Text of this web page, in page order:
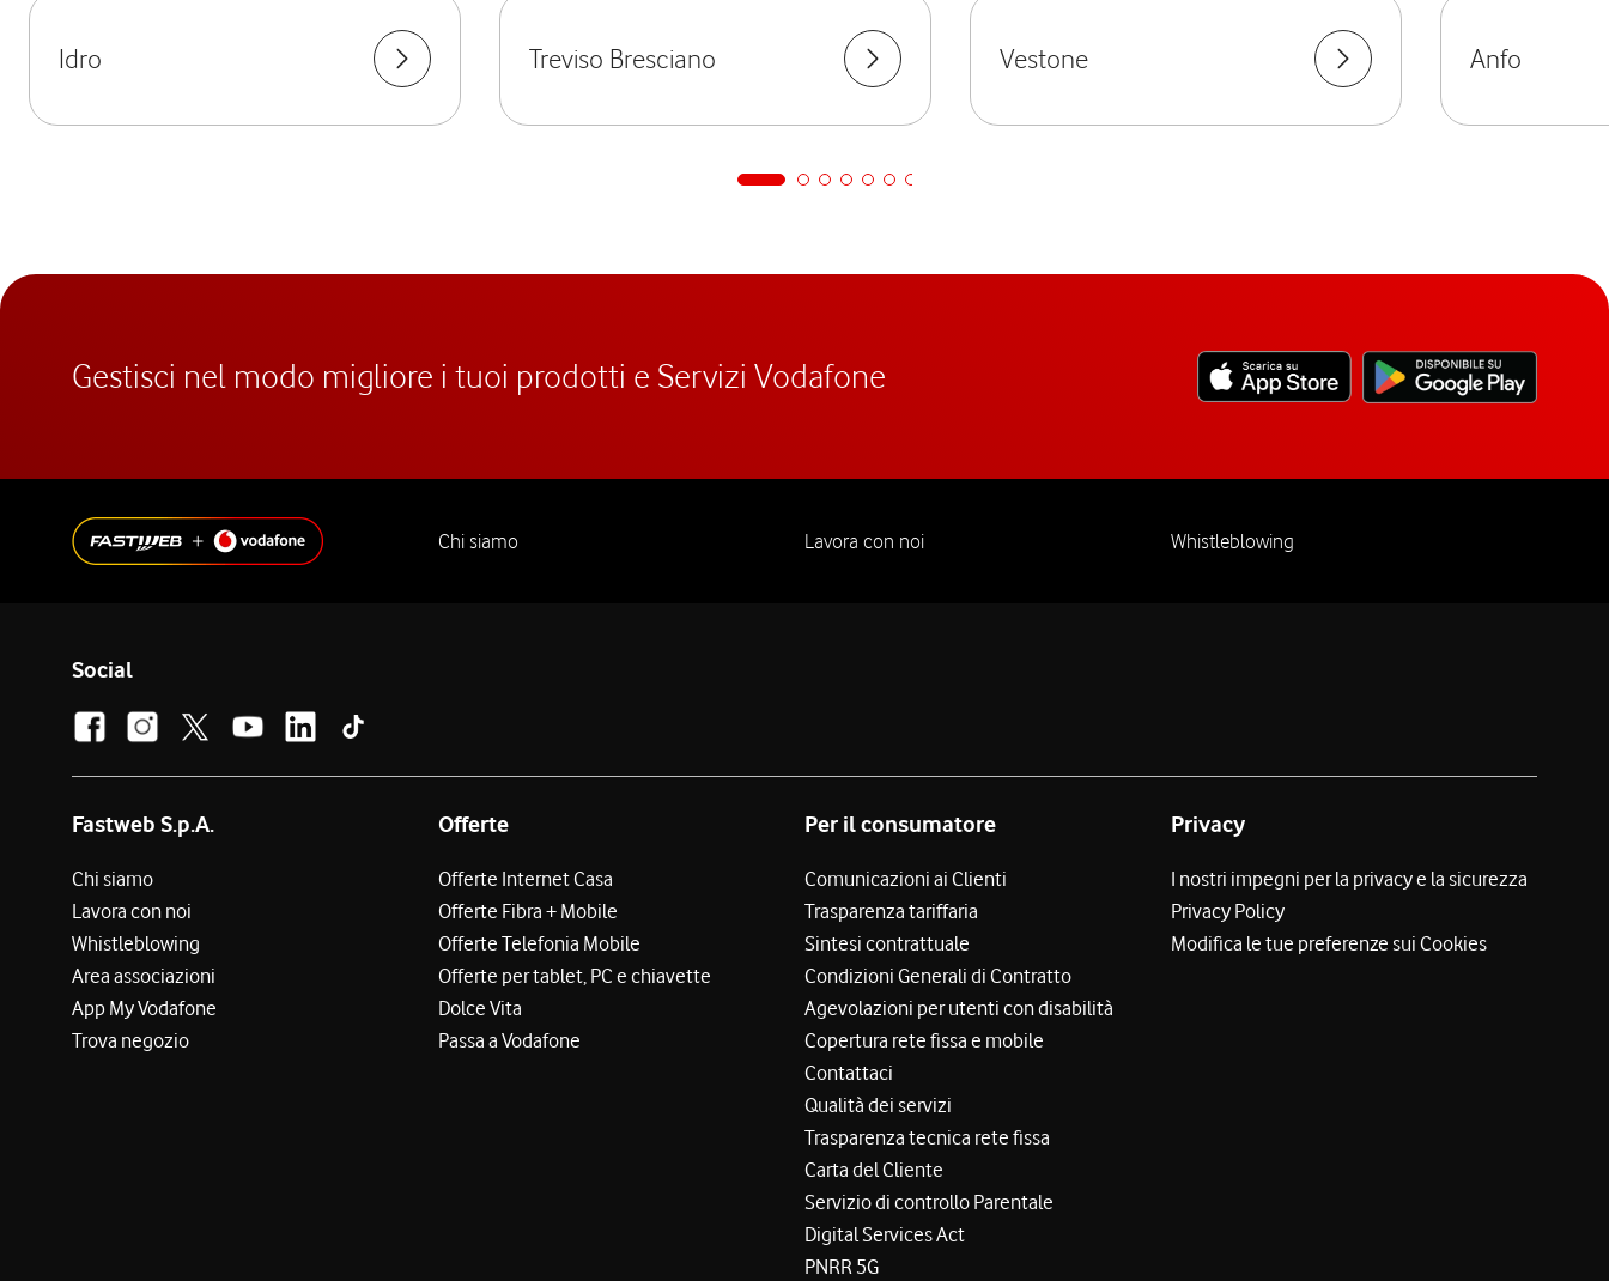
Idro Treviso Bresciano Vestone Anfo
Gestisci nel modo migliore i tuoi prodotti e Servizi Vodafone
Chi siamo Lavora con noi Whistleblowing
Social
Fastweb S.p.A.
Chi siamo
Lavora con noi
Whistleblowing
Area associazioni
App My Vodafone
Trova negozio
Offerte
Offerte Internet Casa
Offerte Fibra + Mobile
Offerte Telefonia Mobile
Offerte per tablet, PC e chiavette
Dolce Vita
Passa a Vodafone
Per il consumatore
Comunicazioni ai Clienti
Trasparenza tariffaria
Sintesi contrattuale
Condizioni Generali di Contratto
Agevolazioni per utenti con disabilità
Copertura rete fissa e mobile
Contattaci
Qualità dei servizi
Trasparenza tecnica rete fissa
Carta del Cliente
Servizio di controllo Parentale
Digital Services Act
PNRR 5G
Privacy
I nostri impegni per la privacy e la sicurezza
Privacy Policy
Modifica le tue preferenze sui Cookies